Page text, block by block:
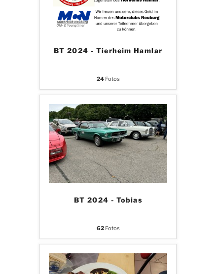
BT 2024 - Tierheim Hamlar
24Fotos
BT 2024 - Tobias
62Fotos